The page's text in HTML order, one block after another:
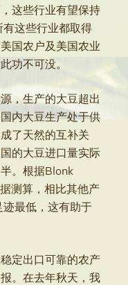
这些行业有望保持
这些行业都取得
国农户及美国农业
功不可没。
，生产的大豆超出
内大豆生产处于供
了天然的互补关
的大豆进口量实际
。根据Blonk
测算，相比其他产
最低，这有助于
定出口可靠的农产
。在去年秋天，我